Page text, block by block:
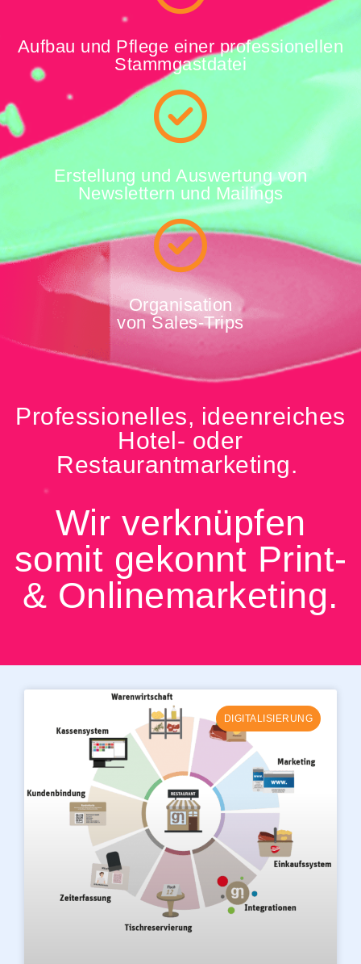
Aufbau und Pflege einer professionellen
Stammgastdatei
Erstellung und Auswertung von
Newslettern und Mailings
Organisation
von Sales-Trips
Professionelles, ideenreiches
Hotel- oder
Restaurantmarketing.
Wir verknüpfen
somit gekonnt Print-
& Onlinemarketing.
DIGITALISIERUNG